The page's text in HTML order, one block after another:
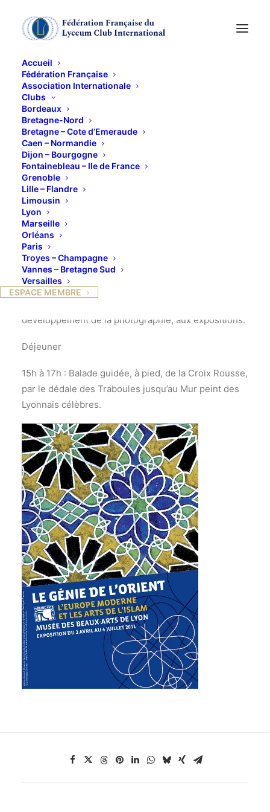
Accueil
Fédération Française
Association Internationale
Clubs
Bordeaux
Bretagne-Nord
Bretagne – Cote d’Emeraude
Caen – Normandie
Dijon – Bourgogne
Fontainebleau – Ile de France
Grenoble
Lille – Flandre
Limousin
Lyon
Marseille
Orléans
Paris
Troyes – Champagne
Vannes – Bretagne Sud
Versailles
ESPACE MEMBRE
Journée-rencontre
avec le club de Lyon
11h : Exposition « Le Génie de l’Orient » au Musée
des Beaux-Arts de Lyon :
Au cours du XIXe siècle, l’Europe découvre les arts
de l’Islam dont nous sommes aujourd’hui les
développement de la photographie, aux expositions.
Déjeuner
15h à 17h : Balade guidée, à pied, de la Croix Rousse,
par le dédale des Traboules jusqu’au Mur peint des
Lyonnais célèbres.